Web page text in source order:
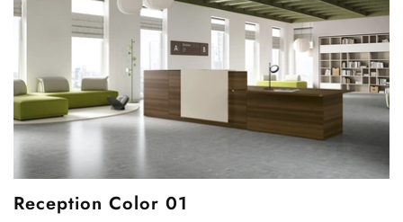
Reception Color 01